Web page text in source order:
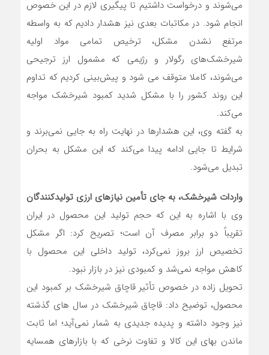
می‌شوند و درخواست داشتیم تا پیگیری لازم در این خصوص
انجام شود. در مکاتبات بعدی نیز هشدار دادیم که به واسطه
مرتفع نشدن مشکل، ترخیص تمامی مواد اولیه
شیرخشک‌های رگولار و رژیمی که مشمول ارز ترجیحی
می‌شوند، کاملا متوقف می شود و پیش‌بینی کردیم که تداوم
این روند کشور را با مشکل شدید کمبود شیرخشک مواجه
می‌کند.
به گفته وی، این هشدار‌ها در نهایت راه به جایی نمی‌برند و
شرایط تا جایی ادامه پیدا می‌کند که این مشکل به بحران
تبدیل می‌شود.
واردات شیرخشک، به جای تأمین نیازهای ارزی تولیدکنندگان
وی با اشاره به این که حجم تولید این محصول در ایران
تقریباً دو برابر مصرف آن است؛ تصریح کرد: اگر مشکل
تخصیص ارز بروز نمی‌کرد، تولید داخلی این محصول با
کاهش مواجه نمی‌شد و کمبودی نیز در بازار نبود.
تحویل زاده در خصوص تأثیر قاچاق شیرخشک بر کمبود این
محصول، توضیح داد: قاچاق شیرخشک در سال های گذشته
نیز وجود داشته و پدیده جدیدی به شمار نمی‌آید؛ اما ثابت
ماندن بهای این کالا و تفاوت نرخی که با بازارهای همسایه